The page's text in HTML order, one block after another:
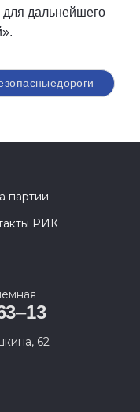
для дальнейшего
партии
РИК
62